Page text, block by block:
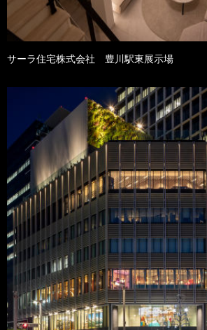
サーラ住宅株式会社 豊川駅東展示場